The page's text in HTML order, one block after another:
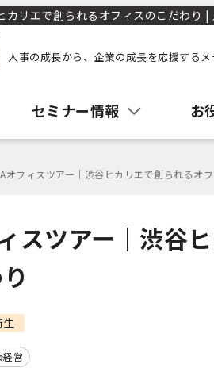
カリエで創られるオフィスのこだわり
人事の成長から、企業の成長を応援するメ
セミナー情報 お
オフィスツアー｜渋谷ヒカリエで創られるオ
スツアー｜渋谷
生
経営